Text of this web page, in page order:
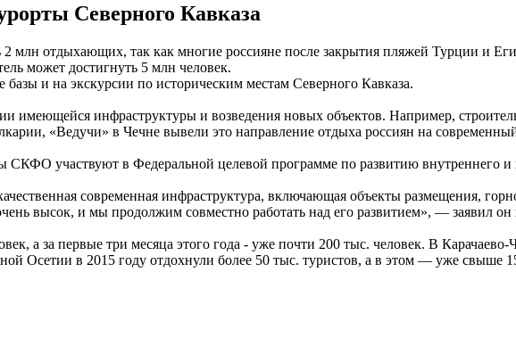
Северного Кавказа
млн отдыхающих, так как многие россияне после закрытия пляжей Турции и
может достигнуть 5 млн человек.
и на экскурсии по историческим местам Северного Кавказа.
имеющейся инфраструктуры и возведения новых объектов. Например,
«Ведучи» в Чечне вывели это направление отдыха россиян на
участвуют в Федеральной целевой программе по развитию внутреннего и
современная инфраструктура, включающая объекты размещения,
высок, и мы продолжим совместно работать над его развитием», — заявил
а за первые три месяца этого года - уже почти 200 тыс. человек. В
Осетии в 2015 году отдохнули более 50 тыс. туристов, а в этом — уже свыше